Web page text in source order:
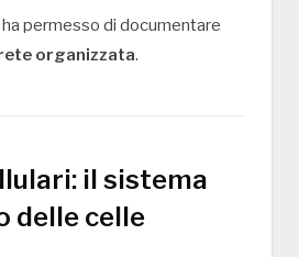
permesso di documentare
organizzata.
il sistema
delle celle